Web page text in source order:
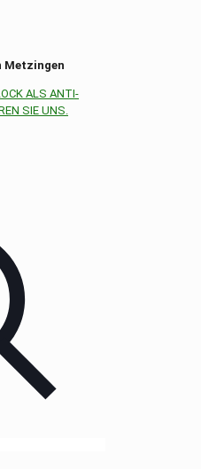
Metzingen
ALS ANTI-
SIE UNS.